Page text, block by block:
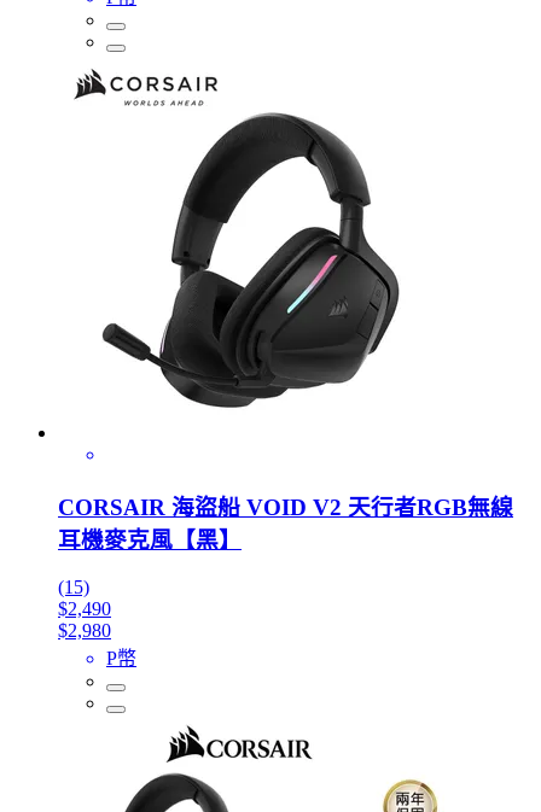
CORSAIR 海盜船 VOID V2 天行者RGB無線
耳機麥克風【黑】
(15)
$2,490
$2,980
P幣